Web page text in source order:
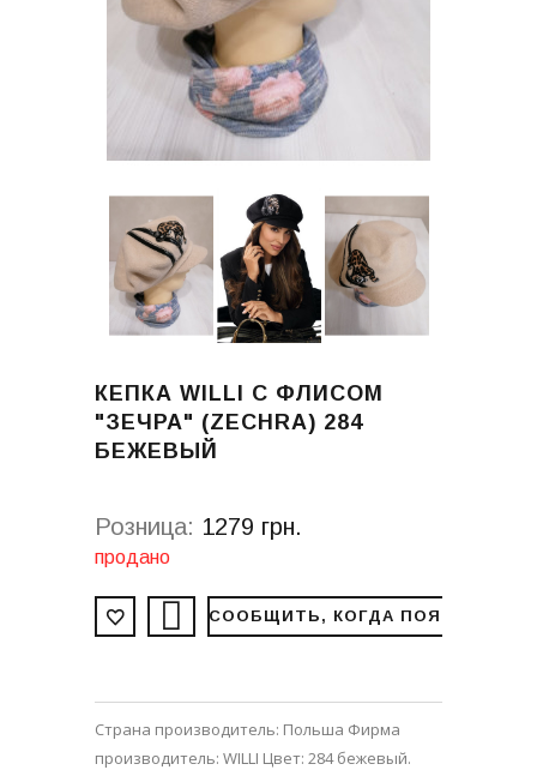
КЕПКА WILLI С ФЛИСОМ
"ЗЕЧРА" (ZECHRA) 284
БЕЖЕВЫЙ
Розница: 1279 грн.
продано
СООБЩИТЬ, КОГДА ПОЯВИТСЯ
Страна производитель: Польша Фирма
производитель: WILLI Цвет: 284 бежевый.